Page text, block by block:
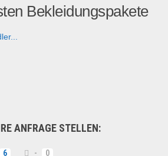
Bekleidungspakete
ANFRAGE STELLEN:
6 - 0